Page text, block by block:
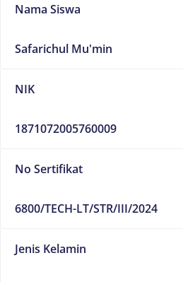
Nama Siswa
Safarichul Mu'min
NIK
1871072005760009
No Sertifikat
6800/TECH-LT/STR/III/2024
Jenis Kelamin